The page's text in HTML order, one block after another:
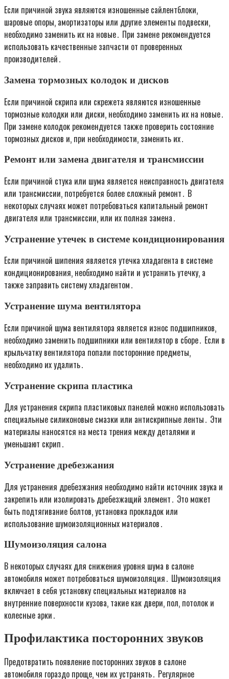
Если причиной звука являются изношенные сайлентблоки‚
шаровые опоры‚ амортизаторы или другие элементы подвески‚
необходимо заменить их на новые․ При замене рекомендуется
использовать качественные запчасти от проверенных
производителей․
Замена тормозных колодок и дисков
Если причиной скрипа или скрежета являются изношенные
тормозные колодки или диски‚ необходимо заменить их на новые․
При замене колодок рекомендуется также проверить состояние
тормозных дисков и‚ при необходимости‚ заменить их․
Ремонт или замена двигателя и трансмиссии
Если причиной стука или шума является неисправность двигателя
или трансмиссии‚ потребуется более сложный ремонт․ В
некоторых случаях может потребоваться капитальный ремонт
двигателя или трансмиссии‚ или их полная замена․
Устранение утечек в системе кондиционирования
Если причиной шипения является утечка хладагента в системе
кондиционирования‚ необходимо найти и устранить утечку‚ а
также заправить систему хладагентом․
Устранение шума вентилятора
Если причиной шума вентилятора является износ подшипников‚
необходимо заменить подшипники или вентилятор в сборе․ Если в
крыльчатку вентилятора попали посторонние предметы‚
необходимо их удалить․
Устранение скрипа пластика
Для устранения скрипа пластиковых панелей можно использовать
специальные силиконовые смазки или антискрипные ленты․ Эти
материалы наносятся на места трения между деталями и
уменьшают скрип․
Устранение дребезжания
Для устранения дребезжания необходимо найти источник звука и
закрепить или изолировать дребезжащий элемент․ Это может
быть подтягивание болтов‚ установка прокладок или
использование шумоизоляционных материалов․
Шумоизоляция салона
В некоторых случаях для снижения уровня шума в салоне
автомобиля может потребоваться шумоизоляция․ Шумоизоляция
включает в себя установку специальных материалов на
внутренние поверхности кузова‚ такие как двери‚ пол‚ потолок и
колесные арки․
Профилактика посторонних звуков
Предотвратить появление посторонних звуков в салоне
автомобиля гораздо проще‚ чем их устранять․ Регулярное